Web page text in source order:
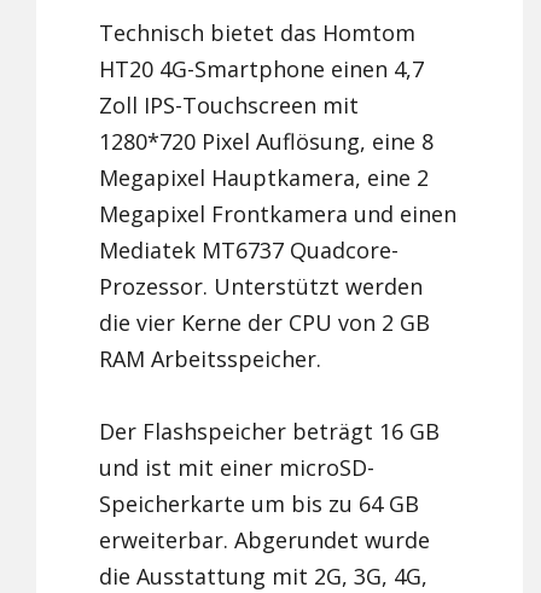
Technisch bietet das Homtom
HT20 4G-Smartphone einen 4,7
Zoll IPS-Touchscreen mit
1280*720 Pixel Auflösung, eine 8
Megapixel Hauptkamera, eine 2
Megapixel Frontkamera und einen
Mediatek MT6737 Quadcore-
Prozessor. Unterstützt werden
die vier Kerne der CPU von 2 GB
RAM Arbeitsspeicher.
Der Flashspeicher beträgt 16 GB
und ist mit einer microSD-
Speicherkarte um bis zu 64 GB
erweiterbar. Abgerundet wurde
die Ausstattung mit 2G, 3G, 4G,